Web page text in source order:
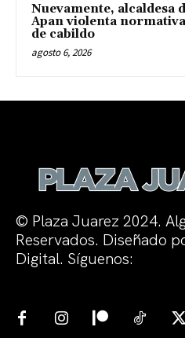
Nuevamente, alcaldesa
Apan violenta
de cabildo
agosto 6, 2026
© Plaza Juarez 2024.
Reservados. Diseñado
Digital. Síguenos: